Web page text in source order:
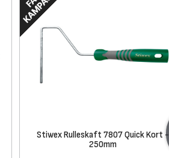
Stiwex Rulleskaft 7807 Quick Kort -
250mm